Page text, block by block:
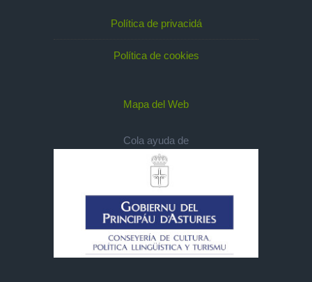
Política de privacidá
Política de cookies
Mapa del Web
Cola ayuda de